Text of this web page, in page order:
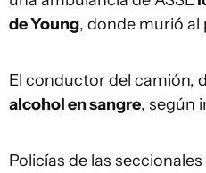
de Young, donde murió al
El conductor del camión,
alcohol en sangre, según
Policías de las seccionales